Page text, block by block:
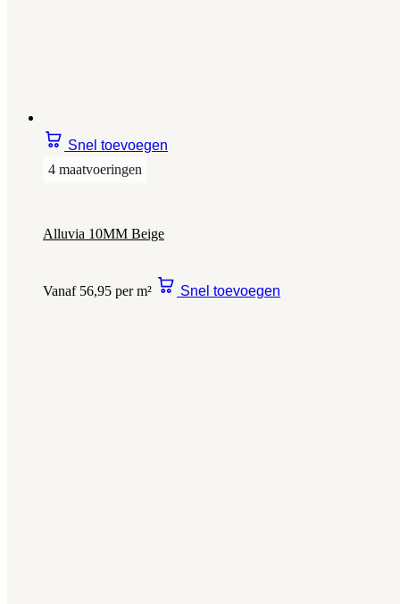
Snel toevoegen
4 maatvoeringen
Alluvia 10MM Beige
Vanaf 56,95 per m² Snel toevoegen